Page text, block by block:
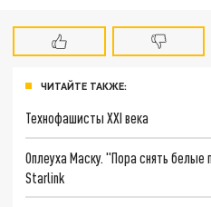
ЧИТАЙТЕ ТАКЖЕ:
Технофашисты XXI века
Оплеуха Маску. "Пора снять белые
Starlink